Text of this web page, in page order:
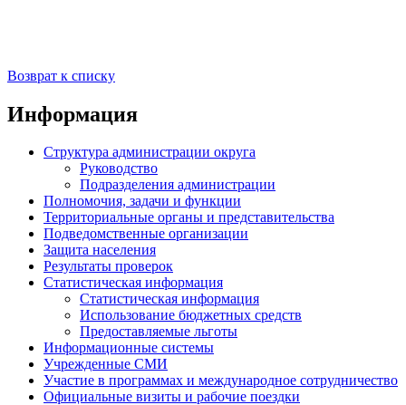
Возврат к списку
Информация
Структура администрации округа
Руководство
Подразделения администрации
Полномочия, задачи и функции
Территориальные органы и представительства
Подведомственные организации
Защита населения
Результаты проверок
Статистическая информация
Статистическая информация
Использование бюджетных средств
Предоставляемые льготы
Информационные системы
Учрежденные СМИ
Участие в программах и международное сотрудничество
Официальные визиты и рабочие поездки